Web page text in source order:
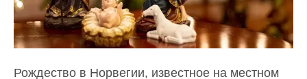
Рождество в Норвегии, известное на местном